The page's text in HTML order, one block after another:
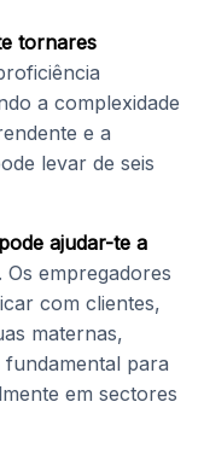
tornares
a complexidade
e a
levar de seis
ajudar-te a
Os empregadores
com clientes,
maternas,
para
em sectores